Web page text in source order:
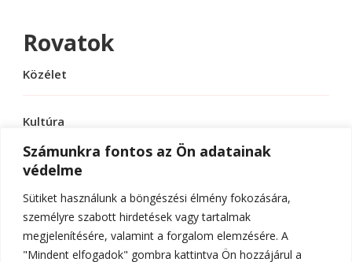
Számunkra fontos az Ön adatainak
védelme
Sütiket használunk a böngészési élmény fokozására,
személyre szabott hirdetések vagy tartalmak
megjelenítésére, valamint a forgalom elemzésére. A
"Mindent elfogadok" gombra kattintva Ön hozzájárul a
Rovatok
Közélet
Kultúra
Sport
Tudomány